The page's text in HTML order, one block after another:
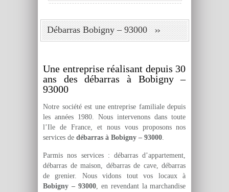
Débarras Bobigny – 93000
Une entreprise réalisant depuis 30
ans des débarras à Bobigny –
93000
Notre société est une entreprise familiale depuis
les années 1980. Nous intervenons dans toute
l’Ile de France, et nous vous proposons nos
services de débarras à Bobigny – 93000.
Parmis nos services : débarras d’appartement,
débarras de maison, débarras de cave, débarras
de grenier. Nous vidons tout vos locaux à
Bobigny – 93000, en revendant la marchandise